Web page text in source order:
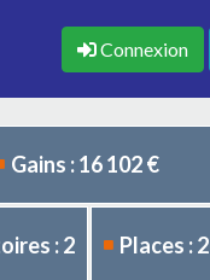
Connexion
Gains : 16 102 €
: 2 Places : 2